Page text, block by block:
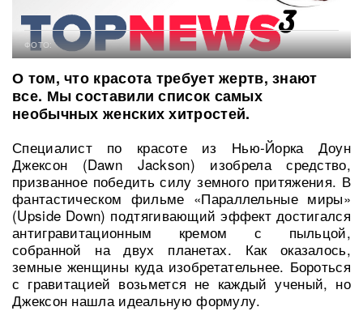
ФОТО:
О том, что красота требует жертв, знают
все. Мы составили список самых
необычных женских хитростей.
Специалист по красоте из Нью-Йорка Доун
Джексон (Dawn Jackson) изобрела средство,
призванное победить силу земного притяжения. В
фантастическом фильме «Параллельные миры»
(Upside Down) подтягивающий эффект достигался
антигравитационным кремом с пыльцой,
собранной на двух планетах. Как оказалось,
земные женщины куда изобретательнее. Бороться
с гравитацией возьмется не каждый ученый, но
Джексон нашла идеальную формулу.